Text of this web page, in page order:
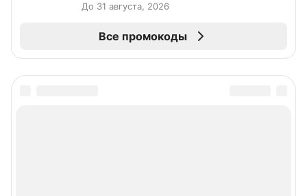
До 31 августа, 2026
Все промокоды